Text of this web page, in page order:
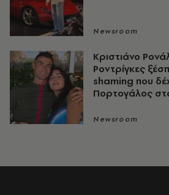
Newsroom
Κριστιάνο
Ροντρίγκες
shaming που
Πορτογάλος
Newsroom